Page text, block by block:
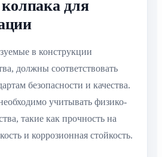
колпака для
в конструкции
должны соответствовать
безопасности и качества.
учитывать физико-
такие как прочность на
и коррозионная стойкость.